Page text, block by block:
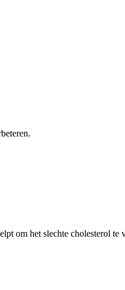
om het slechte cholesterol te